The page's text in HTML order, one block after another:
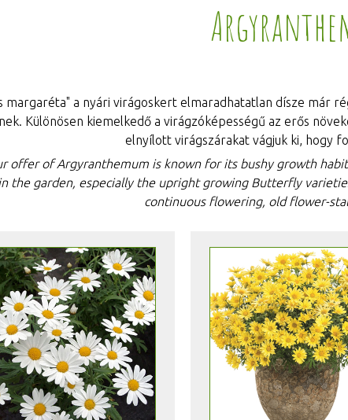
margaréta" a nyári virágoskert elmaradhatatlan dísze már
Különösen kiemelkedő a virágzóképességű az erős
elnyílott virágszárakat vágjuk ki, hogy
offer of Argyranthemum is known for its bushy growth
the garden, especially the upright growing Butterfly
continuous flowering, old flower-